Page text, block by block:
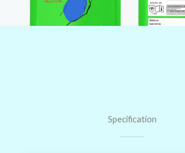
Specification